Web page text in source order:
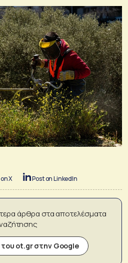
X Post on LinkedIn
άρθρα στα αποτελέσματα
ot.gr στην Google